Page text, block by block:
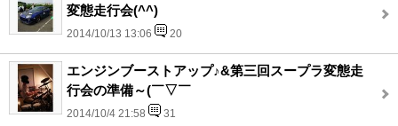
変態走行会(^^)
2014/10/13 13:06 20
エンジンブーストアップ♪&第三回スープラ変態走
行会の準備～(￣▽￣
2014/10/4 21:58 31